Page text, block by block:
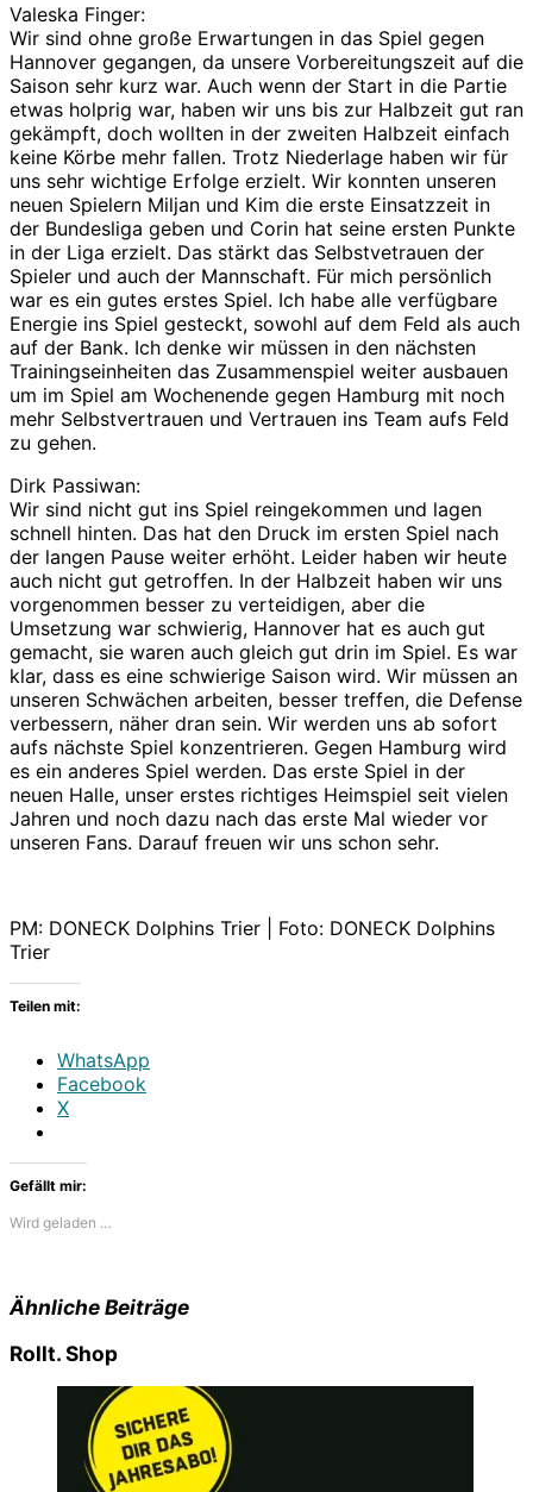
Valeska Finger:
Wir sind ohne große Erwartungen in das Spiel gegen
Hannover gegangen, da unsere Vorbereitungszeit auf die
Saison sehr kurz war. Auch wenn der Start in die Partie
etwas holprig war, haben wir uns bis zur Halbzeit gut ran
gekämpft, doch wollten in der zweiten Halbzeit einfach
keine Körbe mehr fallen. Trotz Niederlage haben wir für
uns sehr wichtige Erfolge erzielt. Wir konnten unseren
neuen Spielern Miljan und Kim die erste Einsatzzeit in
der Bundesliga geben und Corin hat seine ersten Punkte
in der Liga erzielt. Das stärkt das Selbstvetrauen der
Spieler und auch der Mannschaft. Für mich persönlich
war es ein gutes erstes Spiel. Ich habe alle verfügbare
Energie ins Spiel gesteckt, sowohl auf dem Feld als auch
auf der Bank. Ich denke wir müssen in den nächsten
Trainingseinheiten das Zusammenspiel weiter ausbauen
um im Spiel am Wochenende gegen Hamburg mit noch
mehr Selbstvertrauen und Vertrauen ins Team aufs Feld
zu gehen.
Dirk Passiwan:
Wir sind nicht gut ins Spiel reingekommen und lagen
schnell hinten. Das hat den Druck im ersten Spiel nach
der langen Pause weiter erhöht. Leider haben wir heute
auch nicht gut getroffen. In der Halbzeit haben wir uns
vorgenommen besser zu verteidigen, aber die
Umsetzung war schwierig, Hannover hat es auch gut
gemacht, sie waren auch gleich gut drin im Spiel. Es war
klar, dass es eine schwierige Saison wird. Wir müssen an
unseren Schwächen arbeiten, besser treffen, die Defense
verbessern, näher dran sein. Wir werden uns ab sofort
aufs nächste Spiel konzentrieren. Gegen Hamburg wird
es ein anderes Spiel werden. Das erste Spiel in der
neuen Halle, unser erstes richtiges Heimspiel seit vielen
Jahren und noch dazu nach das erste Mal wieder vor
unseren Fans. Darauf freuen wir uns schon sehr.
PM: DONECK Dolphins Trier | Foto: DONECK Dolphins
Trier
Teilen mit:
WhatsApp
Facebook
X
Gefällt mir:
Wird geladen …
Ähnliche Beiträge
Rollt. Shop